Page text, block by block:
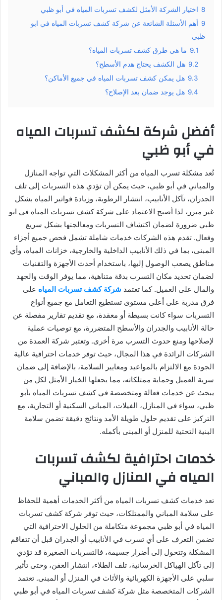
8 اختيار الشركة الأمثل لكشف تسربات المياه في أبو ظبي
9 أهم الأسئلة الشائعة عن شركة كشف تسربات المياه في ابو
ظبي
9.1 ما هي طرق كشف تسربات المياه؟
9.2 هل الكشف يحتاج هدم الأسطح؟
9.3 هل يمكن كشف تسربات المياه في جميع الأماكن؟
9.4 هل يوجد ضمان بعد الإصلاح؟
أفضل شركة لكشف تسربات المياه
في أبو ظبي
تُعد مشكلة تسرب المياه من أكثر المشكلات التي تواجه المنازل
والمباني في أبو ظبي، حيث يمكن أن تؤدي هذه التسربات إلى تلف
الجدران، تآكل الأنابيب، انتشار الرطوبة، وزيادة فواتير المياه بشكل
غير مبرر، لذا أصبح الاعتماد على شركة كشف تسربات المياه في ابو
ظبي ضرورة لضمان اكتشاف التسربات ومعالجتها بشكل سريع
وفعال. تقدم هذه الشركات خدمات شاملة تشمل فحص جميع أجزاء
المبنى، بما في ذلك الأنابيب الداخلية والخارجية، خزانات المياه، وأي
مناطق يصعب الوصول إليها، باستخدام أحدث الأجهزة والتقنيات
لضمان تحديد مكان التسرب بدقة متناهية، مما يوفر الوقت والجهد
والمال على العميل. كما تعتمد شركة كشف تسربات المياه على
فرق مدربة على أعلى مستوى تستطيع التعامل مع جميع أنواع
التسربات سواء كانت بسيطة أو معقدة، مع تقديم تقارير مفصلة عن
حالة الأنابيب والجدران والأسطح المتضررة، مع توصيات عملية
لإصلاحها ومنع حدوث التسرب مرة أخرى. وتعتبر شركة العمدة من
الشركات الرائدة في هذا المجال، حيث توفر خدمات احترافية عالية
الجودة مع الالتزام بالمواعيد ومعايير السلامة، بالإضافة إلى ضمان
سرية العميل وحماية ممتلكاته، مما يجعلها الخيار الأمثل لكل من
يبحث عن خدمات فعالة ومتخصصة في كشف تسربات المياه بأبو
ظبي، سواء في المنازل، الفيلات، المباني السكنية أو التجارية، مع
التركيز على تقديم حلول طويلة الأمد ونتائج دقيقة تضمن سلامة
البنية التحتية للمنزل أو المبنى بأكمله.
خدمات احترافية لكشف تسربات
المياه في المنازل والمباني
تعد خدمات كشف تسربات المياه من أكثر الخدمات أهمية للحفاظ
على سلامة المباني والممتلكات، حيث توفر شركة كشف تسربات
المياه في أبو ظبي مجموعة متكاملة من الحلول الاحترافية التي
تضمن التعرف على أي تسرب في الأنابيب أو الجدران قبل أن تتفاقم
المشكلة وتتحول إلى أضرار جسيمة، فالتسربات الصغيرة قد تؤدي
إلى تآكل الهياكل الخرسانية، تلف الطلاء، انتشار العفن، وحتى تأثير
سلبي على الأجهزة الكهربائية والأثاث في المنزل أو المبنى. تعتمد
الشركات المتخصصة مثل شركة كشف تسربات المياه في أبو ظبي